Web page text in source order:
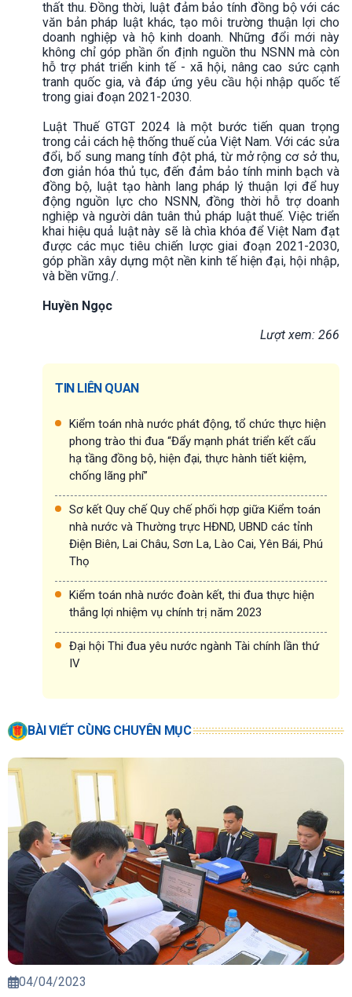
thất thu. Đồng thời, luật đảm bảo tính đồng bộ với các
văn bản pháp luật khác, tạo môi trường thuận lợi cho
doanh nghiệp và hộ kinh doanh. Những đổi mới này
không chỉ góp phần ổn định nguồn thu NSNN mà còn
hỗ trợ phát triển kinh tế - xã hội, nâng cao sức cạnh
tranh quốc gia, và đáp ứng yêu cầu hội nhập quốc tế
trong giai đoạn 2021-2030.
Luật Thuế GTGT 2024 là một bước tiến quan trọng
trong cải cách hệ thống thuế của Việt Nam. Với các sửa
đổi, bổ sung mang tính đột phá, từ mở rộng cơ sở thu,
đơn giản hóa thủ tục, đến đảm bảo tính minh bạch và
đồng bộ, luật tạo hành lang pháp lý thuận lợi để huy
động nguồn lực cho NSNN, đồng thời hỗ trợ doanh
nghiệp và người dân tuân thủ pháp luật thuế. Việc triển
khai hiệu quả luật này sẽ là chìa khóa để Việt Nam đạt
được các mục tiêu chiến lược giai đoạn 2021-2030,
góp phần xây dựng một nền kinh tế hiện đại, hội nhập,
và bền vững./.
Huyền Ngọc
Lượt xem: 266
TIN LIÊN QUAN
Kiểm toán nhà nước phát động, tổ chức thực hiện
phong trào thi đua “Đẩy mạnh phát triển kết cấu
hạ tầng đồng bộ, hiện đại, thực hành tiết kiệm,
chống lãng phí”
Sơ kết Quy chế Quy chế phối hợp giữa Kiểm toán
nhà nước và Thường trực HĐND, UBND các tỉnh
Điện Biên, Lai Châu, Sơn La, Lào Cai, Yên Bái, Phú
Thọ
Kiểm toán nhà nước đoàn kết, thi đua thực hiện
thắng lợi nhiệm vụ chính trị năm 2023
Đại hội Thi đua yêu nước ngành Tài chính lần thứ
IV
BÀI VIẾT CÙNG CHUYÊN MỤC
04/04/2023